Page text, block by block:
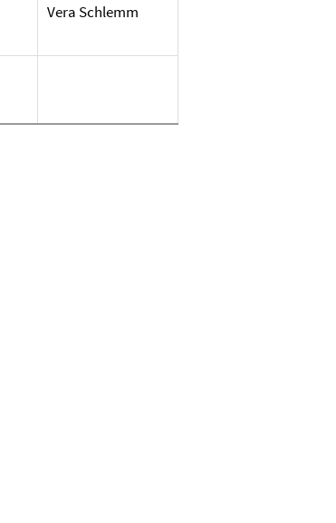
Vera Schlemm